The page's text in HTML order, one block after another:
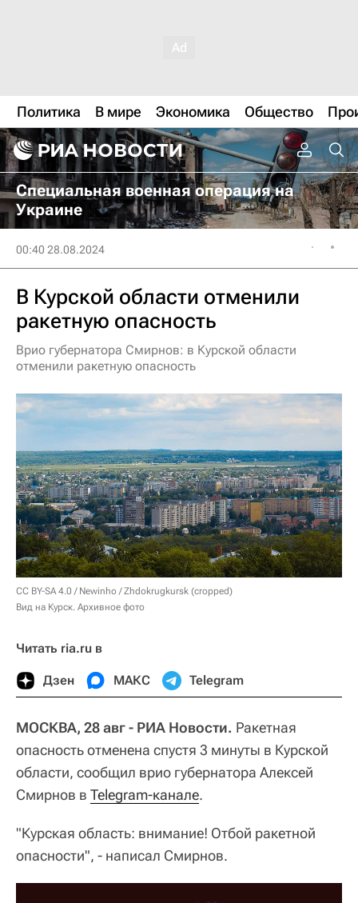
Политика В мире Экономика Общество
Специальная военная операция на
Украине
00:40 28.08.2024
В Курской области отменили
ракетную опасность
Врио губернатора Смирнов: в Курской области
отменили ракетную опасность
CC BY-SA 4.0 / Newinho /Zhdokrugkursk (cropped)
Вид на Курск. Архивное фото
Читать ria.ru в
Дзен МАКС Telegram
МОСКВА, 28 авг - РИА Новости. Ракетная
опасность отменена спустя 3 минуты в Курской
области, сообщил врио губернатора Алексей
Смирнов в Telegram-канале.
"Курская область: внимание! Отбой ракетной
опасности", - написал Смирнов.